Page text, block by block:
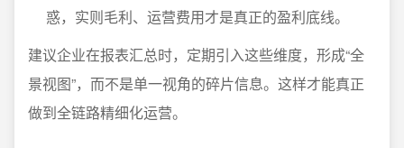
惑，实则毛利、运营费用才是真正的盈利底线。
建议企业在报表汇总时，定期引入这些维度，形成“全
景视图”，而不是单一视角的碎片信息。这样才能真正
做到全链路精细化运营。